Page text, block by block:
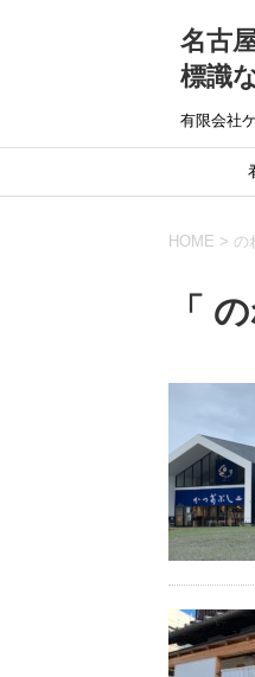
名古
標識
有限会社
HOME > の
「